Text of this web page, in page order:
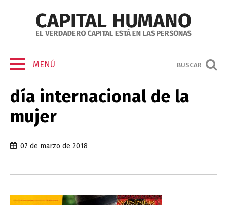
MENÚ BUSCAR
día internacional de la
mujer
07 de marzo de 2018